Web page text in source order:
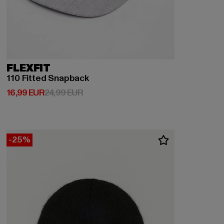
FLEXFIT
110 Fitted Snapback
16,99 EUR
Prix courant: 16,99 EUR
24,99 EURPrix en promotion: 24,99 EUR
-25%